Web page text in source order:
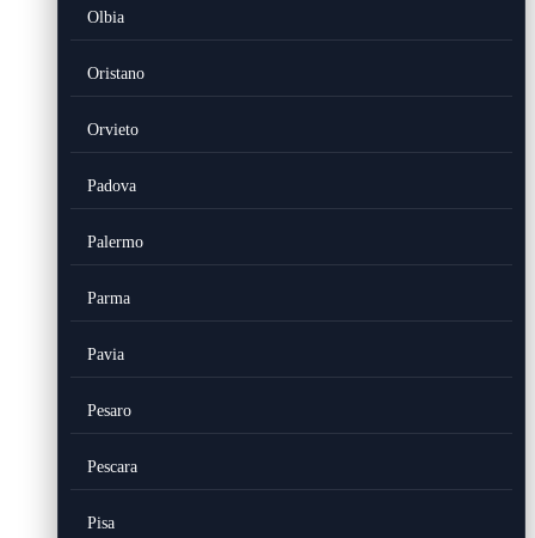
Olbia
Oristano
Orvieto
Padova
Palermo
Parma
Pavia
Pesaro
Pescara
Pisa